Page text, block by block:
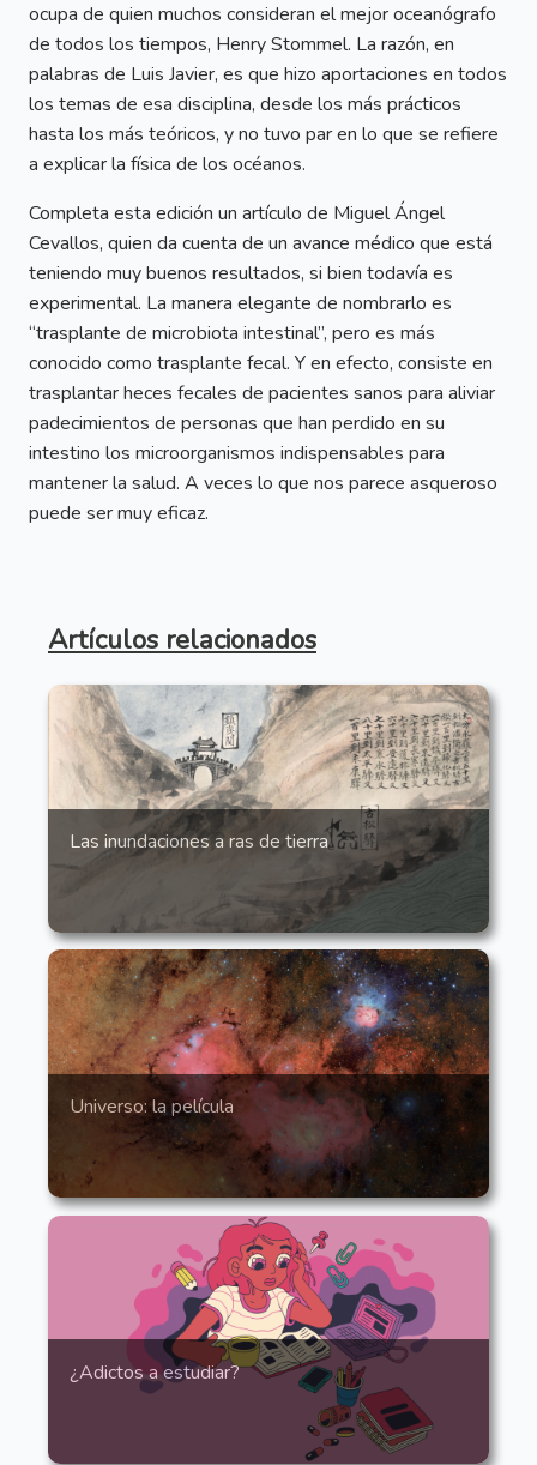
ocupa de quien muchos consideran el mejor oceanógrafo
de todos los tiempos, Henry Stommel. La razón, en
palabras de Luis Javier, es que hizo aportaciones en todos
los temas de esa disciplina, desde los más prácticos
hasta los más teóricos, y no tuvo par en lo que se refiere
a explicar la física de los océanos.
Completa esta edición un artículo de Miguel Ángel
Cevallos, quien da cuenta de un avance médico que está
teniendo muy buenos resultados, si bien todavía es
experimental. La manera elegante de nombrarlo es
“trasplante de microbiota intestinal”, pero es más
conocido como trasplante fecal. Y en efecto, consiste en
trasplantar heces fecales de pacientes sanos para aliviar
padecimientos de personas que han perdido en su
intestino los microorganismos indispensables para
mantener la salud. A veces lo que nos parece asqueroso
puede ser muy eficaz.
Artículos relacionados
Las inundaciones a ras de tierra
Universo: la película
¿Adictos a estudiar?